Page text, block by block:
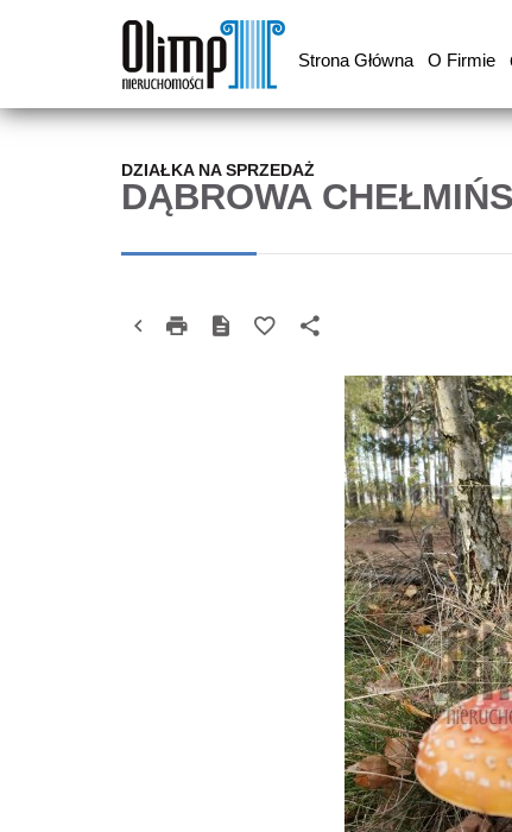
Strona Główna O Firmie
DĄBROWA
DZIAŁKA NA SPRZEDAŻ